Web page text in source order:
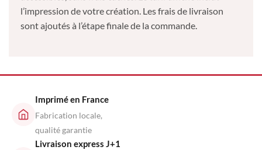
l’impression de votre création. Les frais de livraison
sont ajoutés à l’étape finale de la commande.
Imprimé en France
Fabrication locale,
qualité garantie
Livraison express J+1